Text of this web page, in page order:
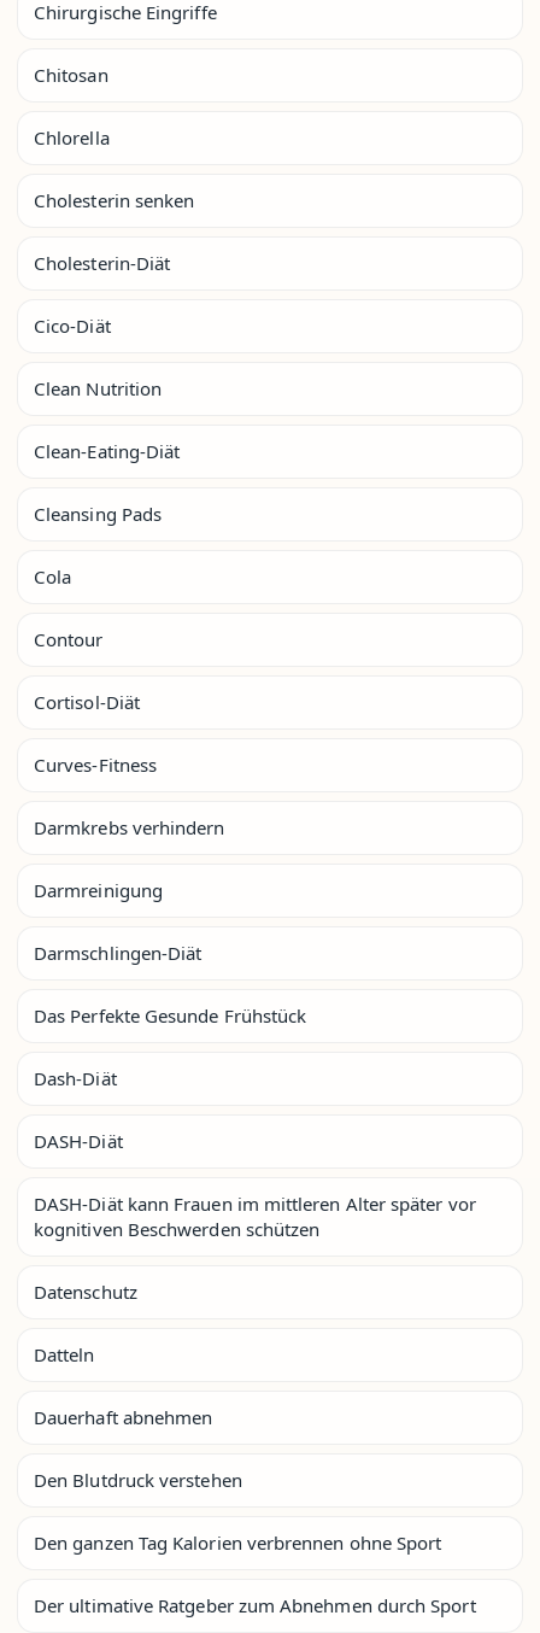
Chirurgische Eingriffe
Chitosan
Chlorella
Cholesterin senken
Cholesterin-Diät
Cico-Diät
Clean Nutrition
Clean-Eating-Diät
Cleansing Pads
Cola
Contour
Cortisol-Diät
Curves-Fitness
Darmkrebs verhindern
Darmreinigung
Darmschlingen-Diät
Das Perfekte Gesunde Frühstück
Dash-Diät
DASH-Diät
DASH-Diät kann Frauen im mittleren Alter später vor
kognitiven Beschwerden schützen
Datenschutz
Datteln
Dauerhaft abnehmen
Den Blutdruck verstehen
Den ganzen Tag Kalorien verbrennen ohne Sport
Der ultimative Ratgeber zum Abnehmen durch Sport